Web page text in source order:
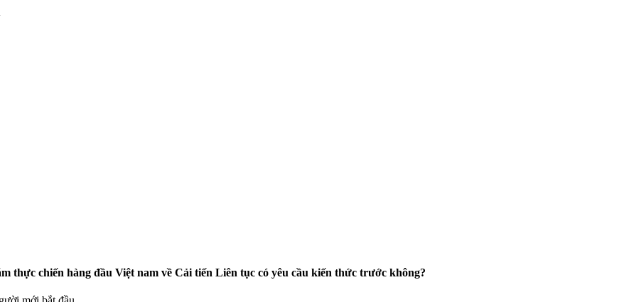
thực chiến hàng đầu Việt nam về Cải tiến Liên tục có yêu cầu kiến thức trước không?